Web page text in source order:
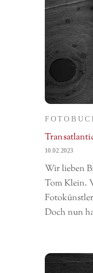
10.02.2023
Wir lieben
Tom Klein.
Doch nun